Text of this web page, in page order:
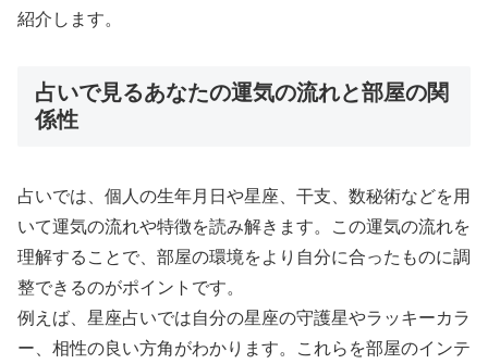
紹介します。
占いで見るあなたの運気の流れと部屋の関
係性
占いでは、個人の生年月日や星座、干支、数秘術などを用
いて運気の流れや特徴を読み解きます。この運気の流れを
理解することで、部屋の環境をより自分に合ったものに調
整できるのがポイントです。
例えば、星座占いでは自分の星座の守護星やラッキーカラ
ー、相性の良い方角がわかります。これらを部屋のインテ